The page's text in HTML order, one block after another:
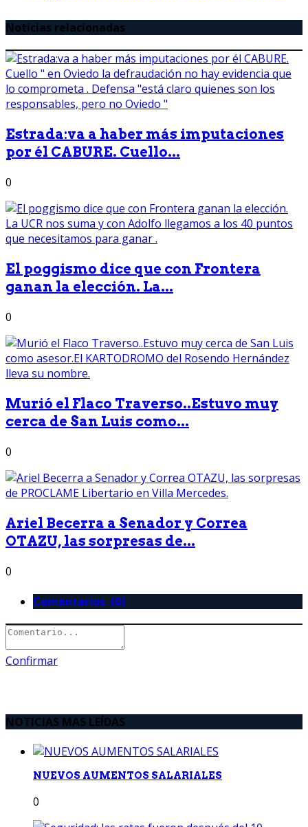
Noticias relacionadas
Estrada:va a haber más imputaciones
por él CABURE. Cuello...
0
El poggismo dice que con Frontera
ganan la elección. La...
0
Murió el Flaco Traverso..Estuvo muy
cerca de San Luis como...
0
Ariel Becerra a Senador y Correa
OTAZU, las sorpresas de...
0
Comentarios (0)
Confirmar
NOTICIAS MAS LEÍDAS
NUEVOS AUMENTOS SALARIALES
0